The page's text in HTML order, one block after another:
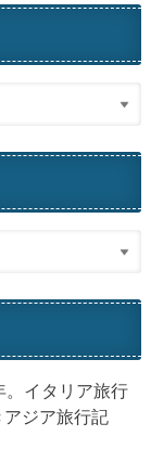
。イタリア旅行
ジア旅行記